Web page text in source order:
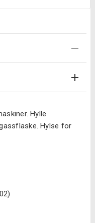
Hylle
Hylse for